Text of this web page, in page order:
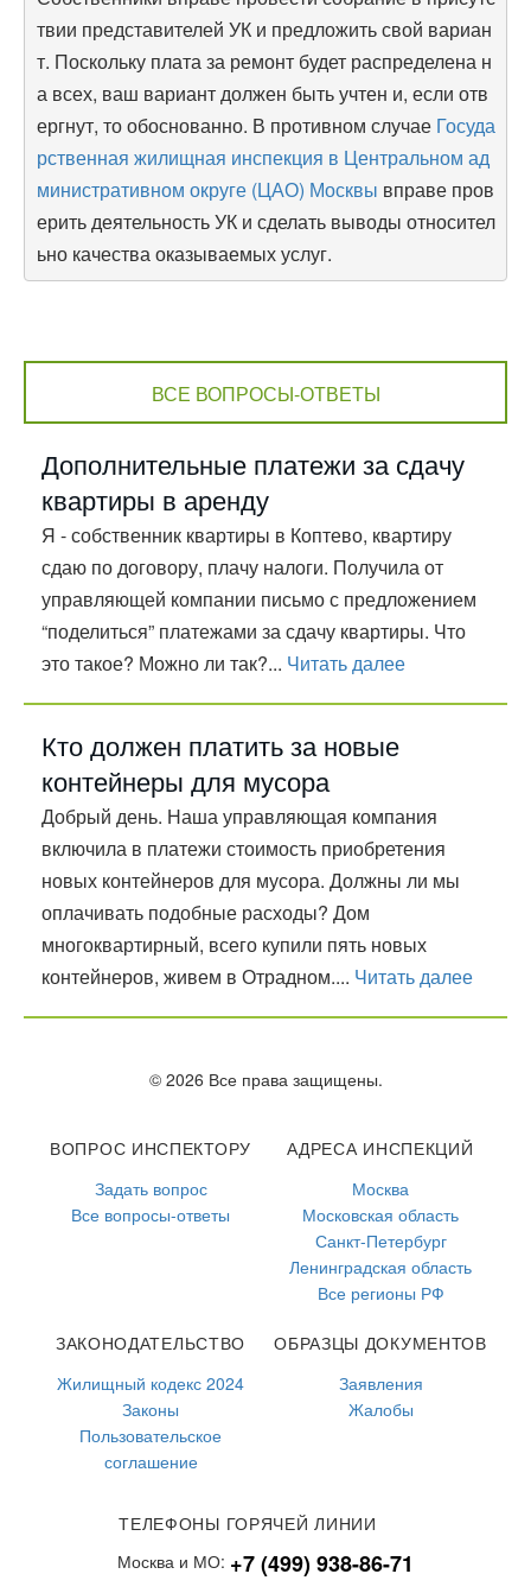
твии представителей УК и предложить свой вариан
т. Поскольку плата за ремонт будет распределена н
а всех, ваш вариант должен быть учтен и, если отв
ергнут, то обоснованно. В противном случае Госуда
рственная жилищная инспекция в Центральном ад
министративном округе (ЦАО) Москвы вправе пров
ерить деятельность УК и сделать выводы относител
ьно качества оказываемых услуг.
ВСЕ ВОПРОСЫ-ОТВЕТЫ
Дополнительные платежи за сдачу
квартиры в аренду
Я - собственник квартиры в Коптево, квартиру
сдаю по договору, плачу налоги. Получила от
управляющей компании письмо с предложением
“поделиться” платежами за сдачу квартиры. Что
это такое? Можно ли так?... Читать далее
Кто должен платить за новые
контейнеры для мусора
Добрый день. Наша управляющая компания
включила в платежи стоимость приобретения
новых контейнеров для мусора. Должны ли мы
оплачивать подобные расходы? Дом
многоквартирный, всего купили пять новых
контейнеров, живем в Отрадном.... Читать далее
© 2026 Все права защищены.
ВОПРОС ИНСПЕКТОРУ
Задать вопрос
Все вопросы-ответы
АДРЕСА ИНСПЕКЦИЙ
Москва
Московская область
Санкт-Петербург
Ленинградская область
Все регионы РФ
ЗАКОНОДАТЕЛЬСТВО
Жилищный кодекс 2024
Законы
Пользовательское
соглашение
ОБРАЗЦЫ ДОКУМЕНТОВ
Заявления
Жалобы
ТЕЛЕФОНЫ ГОРЯЧЕЙ ЛИНИИ
Москва и МО: +7 (499) 938-86-71